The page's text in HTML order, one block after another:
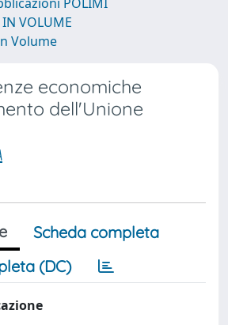
VOLUME
Volume
economiche
dell'Unione
Scheda completa
(DC)